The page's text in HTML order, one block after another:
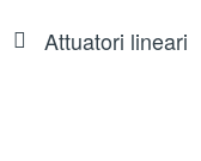
Attuatori lineari